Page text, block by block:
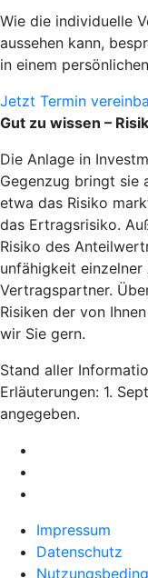
Wie die individuelle
aussehen kann,
in einem
Jetzt Termin
Gut zu wissen –
Die Anlage in
Gegenzug bringt sie
etwa das Risiko
das Ertragsrisiko.
Risiko des
unfähigkeit
Vertragspartner.
Risiken der von
wir Sie gern.
Stand aller
Erläuterungen: 1.
angegeben.
Impressum
Datenschutz